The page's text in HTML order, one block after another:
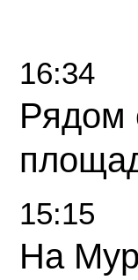
16:34
Рядом
15:15
На